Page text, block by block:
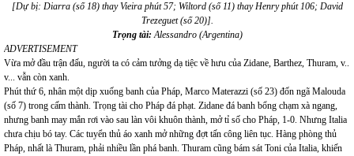
[Dự bị: Diarra (số 18) thay Vieira phút 57; Wiltord (số 11) thay Henry phút 106; David
Trezeguet (số 20)].
Trọng tài: Alessandro (Argentina)
ADVERTISEMENT
Vừa mở đầu trận đấu, người ta có cảm tưởng dạ tiệc về hưu của Zidane, Barthez, Thuram, v..
v... vẫn còn xanh.
Phút thứ 6, nhân một dịp xuống banh của Pháp, Marco Materazzi (số 23) đốn ngã Malouda
(số 7) trong cấm thành. Trọng tài cho Pháp đá phạt. Zidane đá banh bổng chạm xà ngang,
nhưng banh may mắn rơi vào sau làn vôi khuôn thành, mở tỉ số cho Pháp, 1-0. Nhưng Italia
chưa chịu bó tay. Các tuyển thủ áo xanh mở những đợt tấn công liên tục. Hàng phòng thủ
Pháp, nhất là Thuram, phải nhiều lần phá banh. Thuram cũng bám sát Toni của Italia, khiến